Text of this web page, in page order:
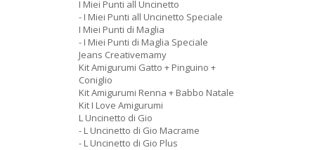
I Miei Punti all Uncinetto
- I Miei Punti all Uncinetto Speciale
I Miei Punti di Maglia
- I Miei Punti di Maglia Speciale
Jeans Creativemamy
Kit Amigurumi Gatto + Pinguino +
Coniglio
Kit Amigurumi Renna + Babbo Natale
Kit I Love Amigurumi
L Uncinetto di Gio
- L Uncinetto di Gio Macrame
- L Uncinetto di Gio Plus